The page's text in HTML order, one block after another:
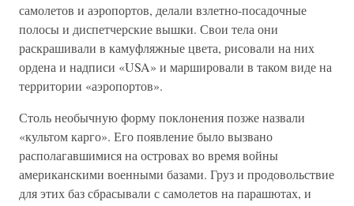
самолетов и аэропортов, делали взлетно-посадочные
полосы и диспетчерские вышки. Свои тела они
раскрашивали в камуфляжные цвета, рисовали на них
ордена и надписи «USA» и маршировали в таком виде на
территории «аэропортов».
Столь необычную форму поклонения позже назвали
«культом карго». Его появление было вызвано
располагавшимися на островах во время войны
американскими военными базами. Груз и продовольствие
для этих баз сбрасывали с самолетов на парашютах, и